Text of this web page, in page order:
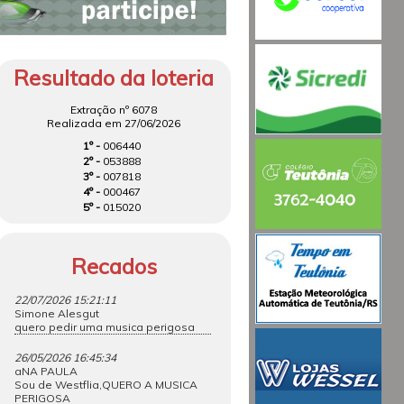
Resultado da loteria
Extração nº 6078
Realizada em 27/06/2026
1º -006440
2º - 053888
3º - 007818
4º - 000467
5º - 015020
Recados
22/07/2026 15:21:11
Simone Alesgut
quero pedir uma musica perigosa
26/05/2026 16:45:34
aNA PAULA
Sou de Westflia,QUERO A MUSICA
PERIGOSA